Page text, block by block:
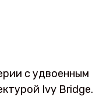
с удвоенным
Ivy Bridge.